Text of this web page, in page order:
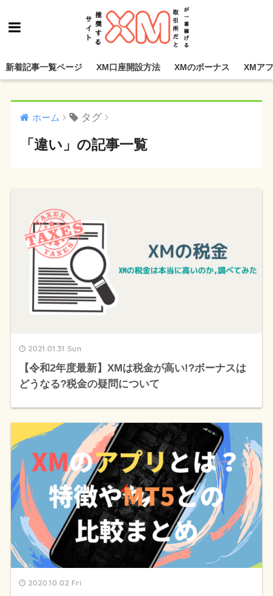
新着記事一覧ページ XM口座開設方法 XMのボーナス XMア
ホーム タグ
「違い」の記事一覧
2021.01.31 Sun
【令和2年度最新】XMは税金が高い!?ボーナスは
どうなる?税金の疑問について
2020.10.02 Fri